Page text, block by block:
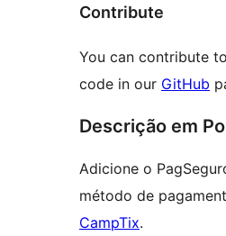
Contribute
You can contribute
code in our GitHub
Descrição em
Adicione o
método de
CampTix.